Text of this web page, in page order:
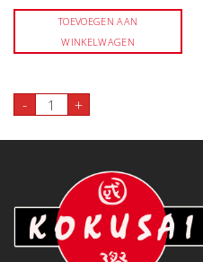
TOEVOEGEN AAN
WINKELWAGEN
- 17. Gunkan Maguro 2st aantal
+